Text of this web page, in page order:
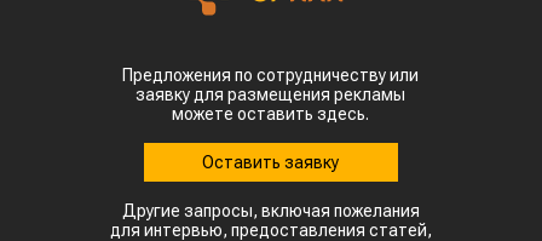
Предложения по сотрудничеству или
заявку для размещения рекламы
можете оставить здесь.
Оставить заявку
Другие запросы, включая пожелания
для интервью, предоставления статей,